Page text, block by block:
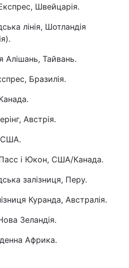
Швейцарія.
лінія, Шотландія
Алішань, Тайвань.
Бразилія.
Австрія.
США.
і Юкон, США/Канада.
залізниця, Перу.
Куранда, Австралія.
Зеландія.
Африка.